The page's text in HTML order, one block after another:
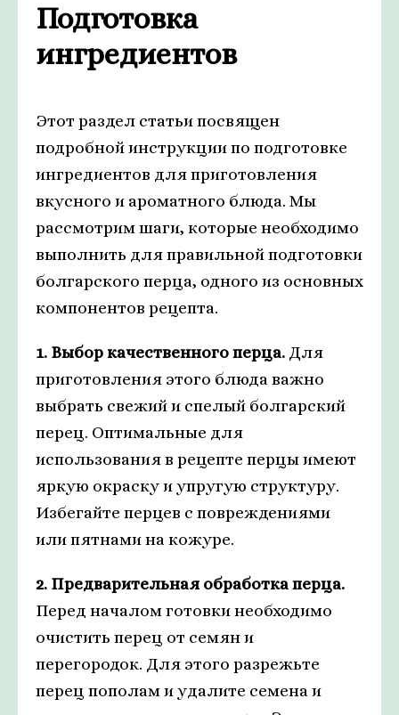
Подготовка
ингредиентов
Этот раздел статьи посвящен
подробной инструкции по подготовке
ингредиентов для приготовления
вкусного и ароматного блюда. Мы
рассмотрим шаги, которые необходимо
выполнить для правильной подготовки
болгарского перца, одного из основных
компонентов рецепта.
1. Выбор качественного перца. Для
приготовления этого блюда важно
выбрать свежий и спелый болгарский
перец. Оптимальные для
использования в рецепте перцы имеют
яркую окраску и упругую структуру.
Избегайте перцев с повреждениями
или пятнами на кожуре.
2. Предварительная обработка перца.
Перед началом готовки необходимо
очистить перец от семян и
перегородок. Для этого разрежьте
перец пополам и удалите семена и